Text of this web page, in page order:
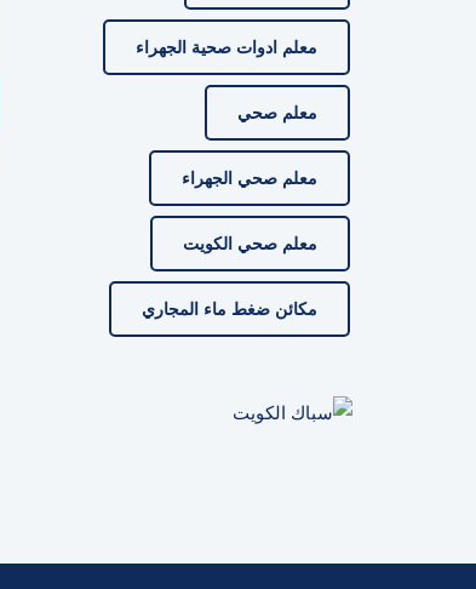
معلم ادوات صحية الجهراء
معلم صحي
معلم صحي الجهراء
معلم صحي الكويت
مكائن ضغط ماء المجاري